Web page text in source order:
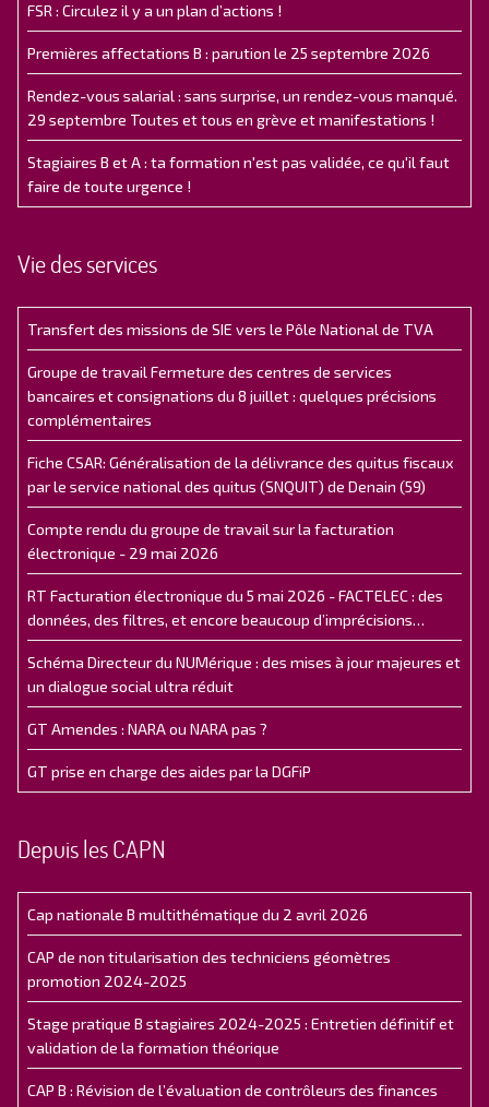
FSR : Circulez il y a un plan d’actions !
Premières affectations B : parution le 25 septembre 2026
Rendez-vous salarial : sans surprise, un rendez-vous manqué.
29 septembre Toutes et tous en grève et manifestations !
Stagiaires B et A : ta formation n'est pas validée, ce qu'il faut
faire de toute urgence !
Vie des services
Transfert des missions de SIE vers le Pôle National de TVA
Groupe de travail Fermeture des centres de services
bancaires et consignations du 8 juillet : quelques précisions
complémentaires
Fiche CSAR: Généralisation de la délivrance des quitus fiscaux
par le service national des quitus (SNQUIT) de Denain (59)
Compte rendu du groupe de travail sur la facturation
électronique - 29 mai 2026
RT Facturation électronique du 5 mai 2026 - FACTELEC : des
données, des filtres, et encore beaucoup d’imprécisions…
Schéma Directeur du NUMérique : des mises à jour majeures et
un dialogue social ultra réduit
GT Amendes : NARA ou NARA pas ?
GT prise en charge des aides par la DGFiP
Depuis les CAPN
Cap nationale B multithématique du 2 avril 2026
CAP de non titularisation des techniciens géomètres
promotion 2024-2025
Stage pratique B stagiaires 2024-2025 : Entretien définitif et
validation de la formation théorique
CAP B : Révision de l’évaluation de contrôleurs des finances